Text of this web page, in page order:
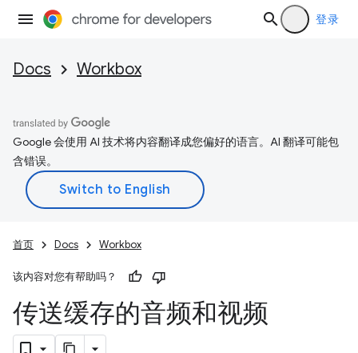
登录
Docs Workbox
Google 会使用 AI 技术将内容翻译成您偏好的语言。AI 翻译可能包
含错误。
首页 Docs Workbox
该内容对您有帮助吗？
传送缓存的音频和视频